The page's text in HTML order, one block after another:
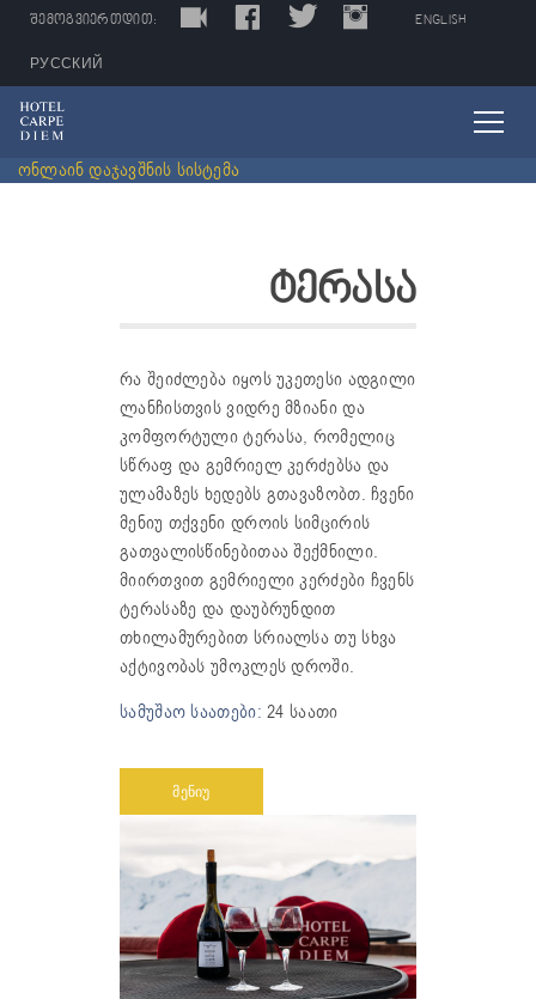
ᲨᲔᲛᲝᲒᲕᲘᲔᲠᲗᲓᲘᲗ: FACEBOOK TWITTERINSTAGRAM
TRIPADVISOR
ENGLISH
РУССКИЙ
ონლაინ დაჯავშნის სისტემა
ტერასა
რა შეიძლება იყოს უკეთესი ადგილი
ლანჩისთვის ვიდრე მზიანი და
კომფორტული ტერასა, რომელიც
სწრაფ და გემრიელ კერძებსა და
ულამაზეს ხედებს გთავაზობთ. ჩვენი
მენიუ თქვენი დროის სიმცირის
გათვალისწინებითაა შექმნილი.
მიირთვით გემრიელი კერძები ჩვენს
ტერასაზე და დაუბრუნდით
თხილამურებით სრიალსა თუ სხვა
აქტივობას უმოკლეს დროში.
სამუშაო საათები:24 საათი
ᲛᲔᲜᲘᲣ